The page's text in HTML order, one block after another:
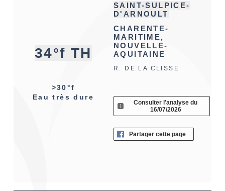
34°f TH
>30°f
Eau très dure
SAINT-SULPICE-
D'ARNOULT
CHARENTE-
MARITIME,
NOUVELLE-
AQUITAINE
R. DE LA CLISSE
Consulter l'analyse du
16/07/2026
Partager cette page